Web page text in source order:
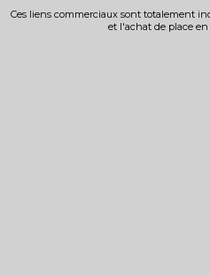
Ces liens commerciaux sont totalement
et l'achat de place